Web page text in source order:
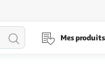
Lancer
Mes produits